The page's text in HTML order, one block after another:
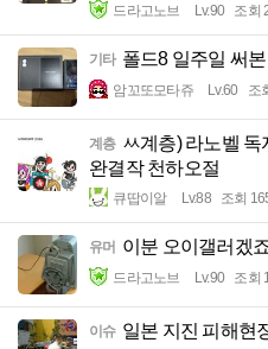
드라고노브 Lv.90 조회
기타 폴드8 일주일 써본
암꼬또모타쥬 Lv.60 조
계층 ㅆ계층) 라노벨
완결작 천하오절
큐땁이알 Lv.88 조회
유머 이분 오이갤러겠
드라고노브 Lv.90 조회
이슈 일본 지진 피해현